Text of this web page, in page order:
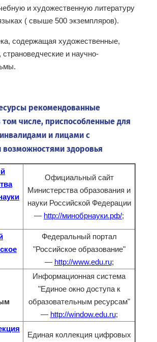
и художественную литературу
( свыше 500 экземпляров).
содержащая художественные,
и научно-
рекомендованные
числе, приспособленные для
и лицами с
здоровья
Официальный сайт
Министерства образования и
науки Российской Федерации
— http://минобрнауки.рф/;
Федеральный портал
"Российское образование"
— http://www.edu.ru;
Информационная система
"Единое окно доступа к
образовательным ресурсам"
— http://window.edu.ru;
Единая коллекция цифровых